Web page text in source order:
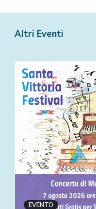
Altri Eventi
EVENTO